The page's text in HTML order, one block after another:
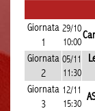
Giornata
1
29/10
10:00
Giornata
2
05/11
11:30
Giornata
3
12/11
15:30